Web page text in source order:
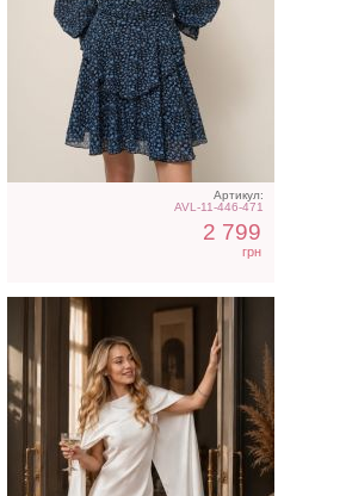
Артикул:
AVL-11-446-471
2 799
грн
Вечернее платье
молочного цвета с
накидкой